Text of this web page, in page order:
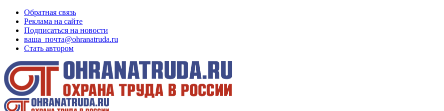
Обратная связь
Реклама на сайте
Подписаться на новости
ваша_почта@ohranatruda.ru
Стать автором